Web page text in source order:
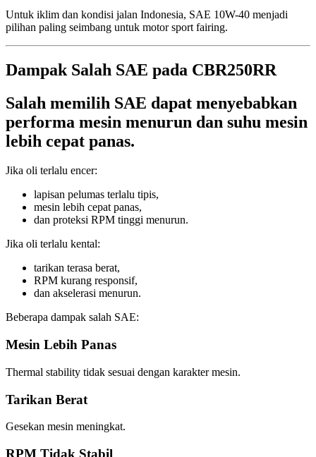
Untuk iklim dan kondisi jalan Indonesia, SAE 10W-40 menjadi
pilihan paling seimbang untuk motor sport fairing.
Dampak Salah SAE pada CBR250RR
Salah memilih SAE dapat menyebabkan
performa mesin menurun dan suhu mesin
lebih cepat panas.
Jika oli terlalu encer:
lapisan pelumas terlalu tipis,
mesin lebih cepat panas,
dan proteksi RPM tinggi menurun.
Jika oli terlalu kental:
tarikan terasa berat,
RPM kurang responsif,
dan akselerasi menurun.
Beberapa dampak salah SAE:
Mesin Lebih Panas
Thermal stability tidak sesuai dengan karakter mesin.
Tarikan Berat
Gesekan mesin meningkat.
RPM Tidak Stabil